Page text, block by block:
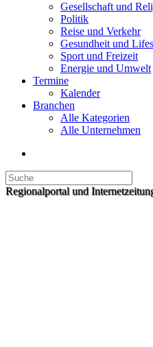
Gesellschaft und
Politik
Reise und Verkehr
Gesundheit und
Sport und Freizeit
Energie und Umwelt
Termine
Kalender
Branchen
Alle Kategorien
Alle Unternehmen
Regionalportal und